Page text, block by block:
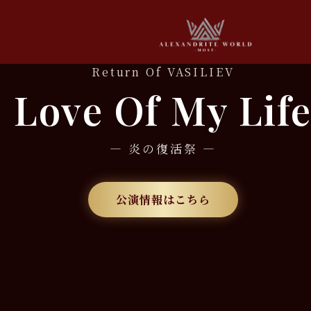
Return Of VASILIEV
Love Of My Life
— 炎の復活祭 —
公演情報はこちら